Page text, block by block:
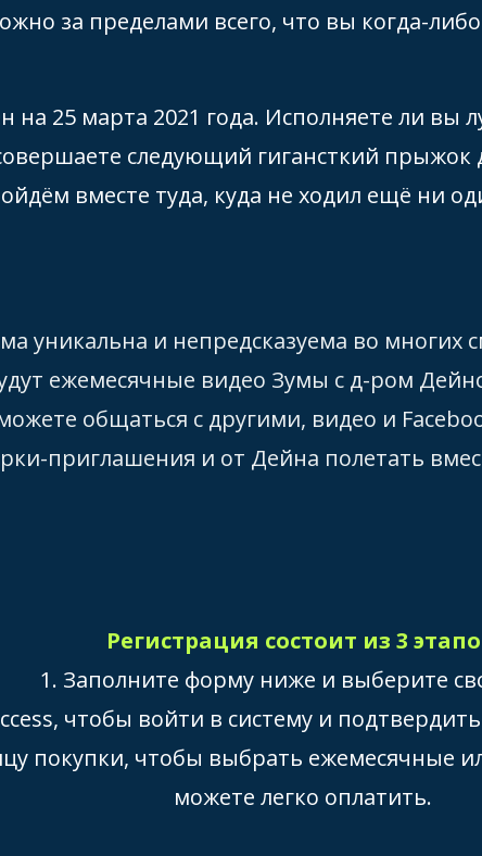
за пределами всего, что вы когда-
на 25 марта 2021 года. Исполняете ли вы
следующий гигансткий прыжок
вместе туда, куда не ходил ещё ни
уникальна и непредсказуема во
ежемесячные видео Зумы с д-ром
общаться с другими, видео и
приглашения и от Дейна полетать
Регистрация состоит из 3
1. Заполните форму ниже и выберите
чтобы войти в систему и
покупки, чтобы выбрать ежемесячные
можете легко оплатить.